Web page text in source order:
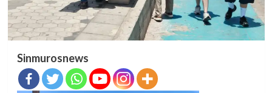
Sinmurosnews